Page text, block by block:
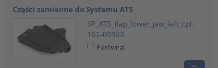
Części zamienne do Systemu ATS
SP_ATS_flap_lower_jaw_left_cpl.
102-00920
Porównaj